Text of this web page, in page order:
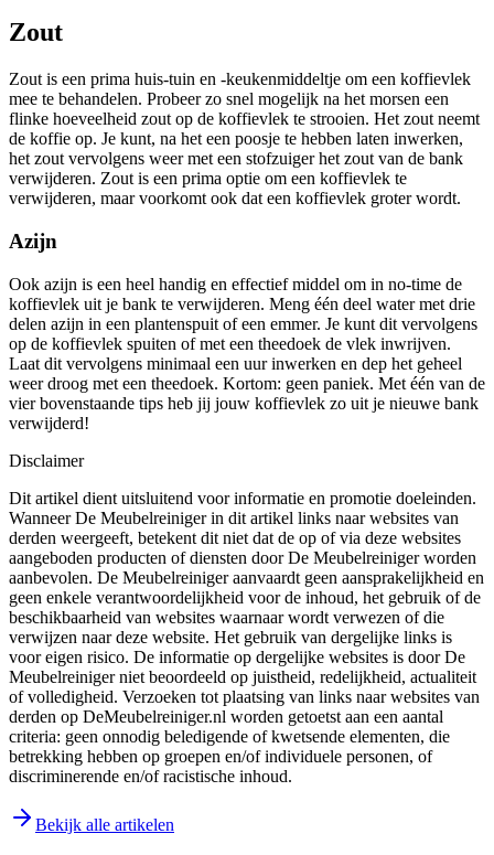
Zout
Zout is een prima huis-tuin en -keukenmiddeltje om een koffievlek
mee te behandelen. Probeer zo snel mogelijk na het morsen een
flinke hoeveelheid zout op de koffievlek te strooien. Het zout neemt
de koffie op. Je kunt, na het een poosje te hebben laten inwerken,
het zout vervolgens weer met een stofzuiger het zout van de bank
verwijderen. Zout is een prima optie om een koffievlek te
verwijderen, maar voorkomt ook dat een koffievlek groter wordt.
Azijn
Ook azijn is een heel handig en effectief middel om in no-time de
koffievlek uit je bank te verwijderen. Meng één deel water met drie
delen azijn in een plantenspuit of een emmer. Je kunt dit vervolgens
op de koffievlek spuiten of met een theedoek de vlek inwrijven.
Laat dit vervolgens minimaal een uur inwerken en dep het geheel
weer droog met een theedoek. Kortom: geen paniek. Met één van de
vier bovenstaande tips heb jij jouw koffievlek zo uit je nieuwe bank
verwijderd!
Disclaimer
Dit artikel dient uitsluitend voor informatie en promotie doeleinden.
Wanneer De Meubelreiniger in dit artikel links naar websites van
derden weergeeft, betekent dit niet dat de op of via deze websites
aangeboden producten of diensten door De Meubelreiniger worden
aanbevolen. De Meubelreiniger aanvaardt geen aansprakelijkheid en
geen enkele verantwoordelijkheid voor de inhoud, het gebruik of de
beschikbaarheid van websites waarnaar wordt verwezen of die
verwijzen naar deze website. Het gebruik van dergelijke links is
voor eigen risico. De informatie op dergelijke websites is door De
Meubelreiniger niet beoordeeld op juistheid, redelijkheid, actualiteit
of volledigheid. Verzoeken tot plaatsing van links naar websites van
derden op DeMeubelreiniger.nl worden getoetst aan een aantal
criteria: geen onnodig beledigende of kwetsende elementen, die
betrekking hebben op groepen en/of individuele personen, of
discriminerende en/of racistische inhoud.
Bekijk alle artikelen